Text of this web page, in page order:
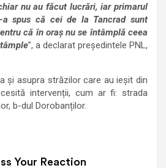
nu au făcut lucrări, iar primarul
spus că cei de la Tancrad sunt
că în oraș nu se întâmplă ceea
”, a declarat președintele PNL,
și asupra străzilor care au ieșit din
intervenții, cum ar fi: strada
b-dul Dorobanților.
Your Reaction